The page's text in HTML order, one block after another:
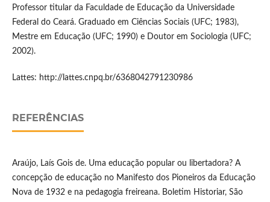
Professor titular da Faculdade de Educação da Universidade
Federal do Ceará. Graduado em Ciências Sociais (UFC; 1983),
Mestre em Educação (UFC; 1990) e Doutor em Sociologia (UFC;
2002).
Lattes: http://lattes.cnpq.br/6368042791230986
REFERÊNCIAS
Araújo, Laís Gois de. Uma educação popular ou libertadora? A
concepção de educação no Manifesto dos Pioneiros da Educação
Nova de 1932 e na pedagogia freireana. Boletim Historiar, São